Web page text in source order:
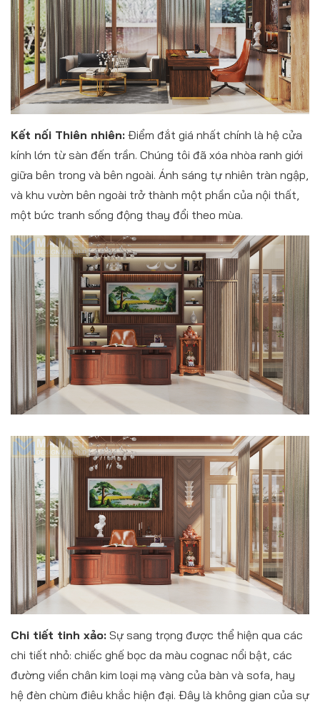
Kết nối Thiên nhiên: Điểm đắt giá nhất chính là hệ cửa
kính lớn từ sàn đến trần. Chúng tôi đã xóa nhòa ranh giới
giữa bên trong và bên ngoài. Ánh sáng tự nhiên tràn ngập,
và khu vườn bên ngoài trở thành một phần của nội thất,
một bức tranh sống động thay đổi theo mùa.
Chi tiết tinh xảo: Sự sang trọng được thể hiện qua các
chi tiết nhỏ: chiếc ghế bọc da màu cognac nổi bật, các
đường viền chân kim loại mạ vàng của bàn và sofa, hay
hệ đèn chùm điêu khắc hiện đại. Đây là không gian của sự